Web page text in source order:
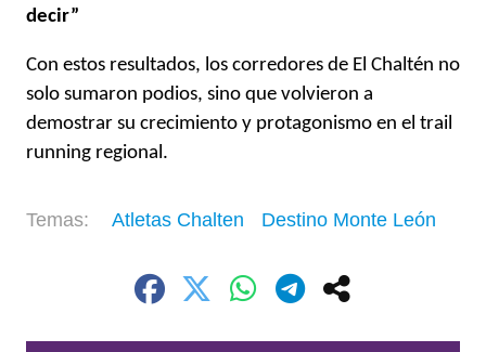
decir”
Con estos resultados, los corredores de El Chaltén no
solo sumaron podios, sino que volvieron a
demostrar su crecimiento y protagonismo en el trail
running regional.
Atletas Chalten Destino Monte León